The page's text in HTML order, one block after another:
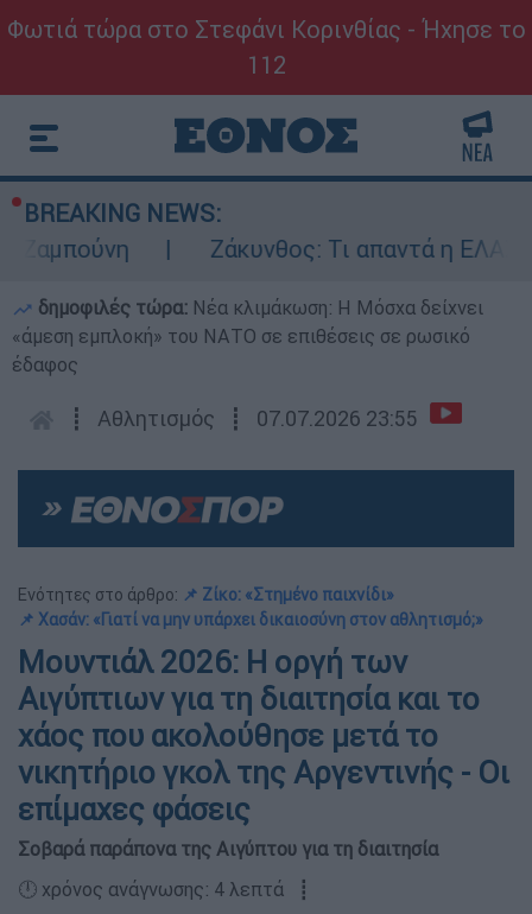
Φωτιά τώρα στο Στεφάνι Κορινθίας - Ήχησε το
112
BREAKING NEWS:
Ζάκυνθος: Τι απαντά η ΕΛΑΣ για
δημοφιλές τώρα: Νέα κλιμάκωση: Η Μόσχα δείχνει
«άμεση εμπλοκή» του ΝΑΤΟ σε επιθέσεις σε ρωσικό
έδαφος
┋ Αθλητισμός ┋ 07.07.2026 23:55
Ενότητες στο άρθρο: 📌 Ζίκο: «Στημένο παιχνίδι»
📌 Χασάν: «Γιατί να μην υπάρχει δικαιοσύνη στον αθλητισμό;»
Μουντιάλ 2026: Η οργή των
Αιγύπτιων για τη διαιτησία και το
χάος που ακολούθησε μετά το
νικητήριο γκολ της Αργεντινής - Οι
επίμαχες φάσεις
Σοβαρά παράπονα της Αιγύπτου για τη διαιτησία
🕛 χρόνος ανάγνωσης: 4 λεπτά ┋